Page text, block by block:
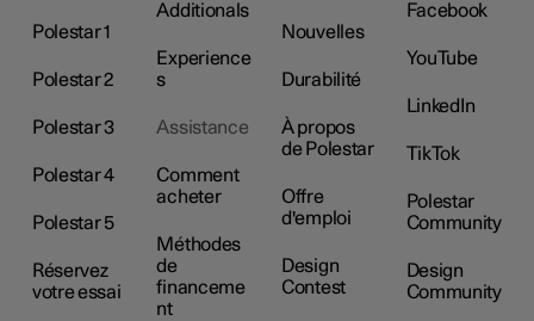
Polestar 1
Polestar 2
Polestar 3
Polestar 4
Polestar 5
Réservez
votre essai
Additionals
Experience
s
Assistance
Comment
acheter
Méthodes
de
financeme
nt
Nouvelles
Durabilité
À propos
de Polestar
Offre
d'emploi
Design
Contest
Facebook
YouTube
LinkedIn
TikTok
Polestar
Community
Design
Community